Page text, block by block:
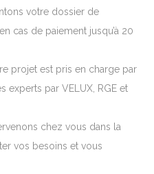
votre dossier de
cas de paiement jusqu’à 20
projet est pris en charge par
experts par VELUX, RGE et
chez vous dans la
vos besoins et vous